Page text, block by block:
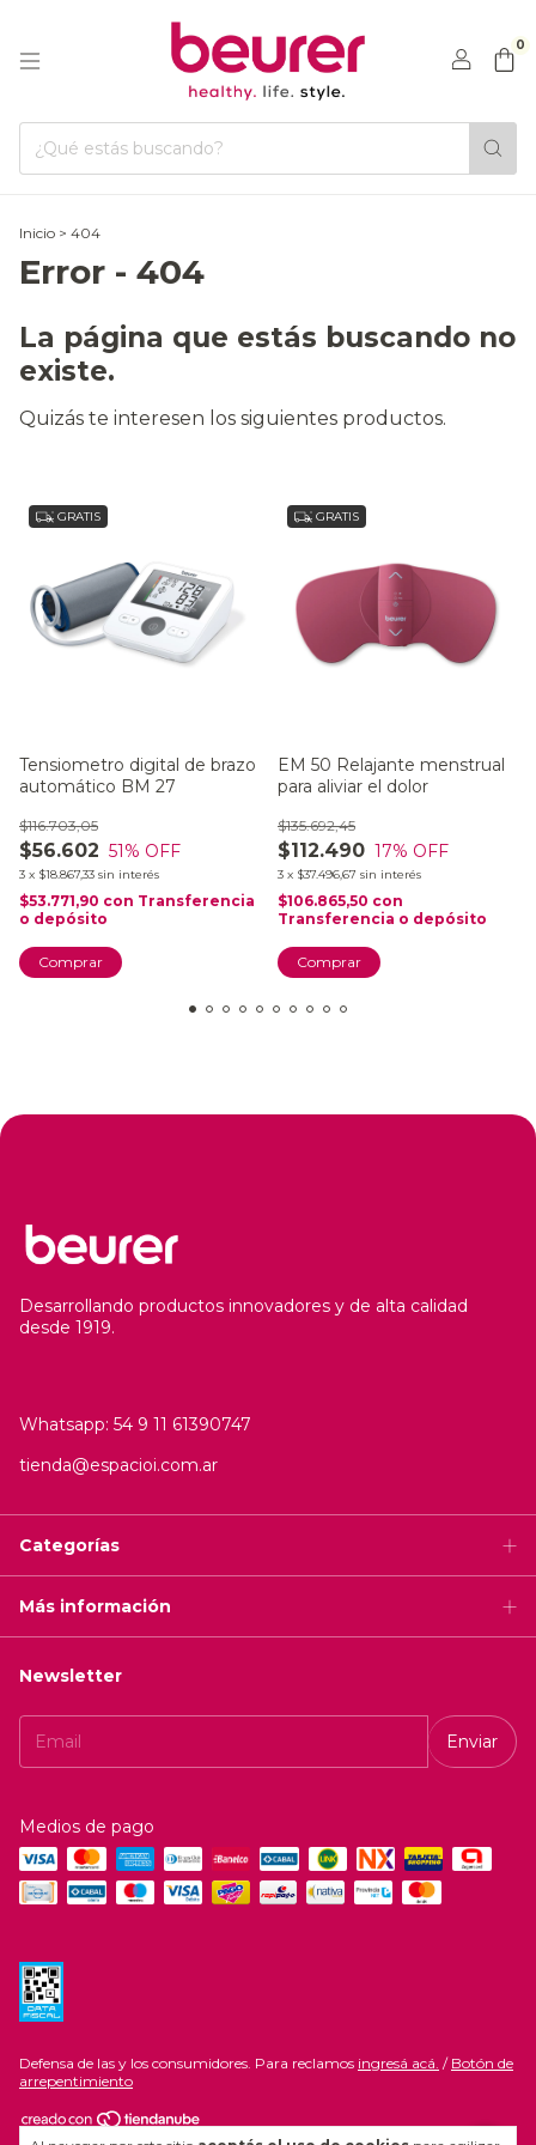
0
Inicio > 404
Error - 404
La página que estás buscando no
existe.
Quizás te interesen los siguientes productos.
GRATIS
Tensiometro digital de brazo
automático BM 27
$56.602
$116.703,05
51% OFF
3 x $18.867,33 sin interés
$53.771,90 con Transferencia
o depósito
GRATIS
EM 50 Relajante menstrual
para aliviar el dolor
$112.490
$135.692,45
17% OFF
3 x $37.496,67 sin interés
$106.865,50 con
Transferencia o depósito
Desarrollando productos innovadores y de alta calidad
desde 1919.
Whatsapp: 54 9 11 61390747
tienda@espacioi.com.ar
Categorías
Más información
Newsletter
Medios de pago
Defensa de las y los consumidores. Para reclamos ingresá acá. / Botón de
arrepentimiento